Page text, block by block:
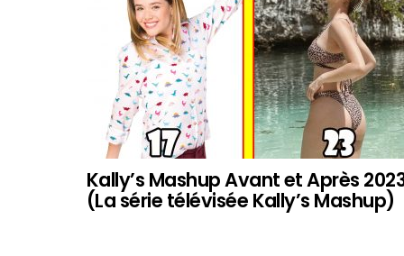
Kally’s Mashup Avant et Après
(La série télévisée Kally’s Mashup)